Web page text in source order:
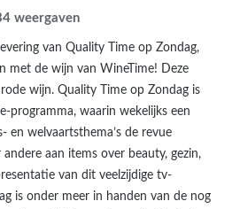
weergaven
van Quality Time op Zondag,
met de wijn van WineTime! Deze
wijn. Quality Time op Zondag is
programma, waarin wekelijks een
en welvaartsthema’s de revue
aan items over beauty, gezin,
van dit veelzijdige tv-
is onder meer in handen van de nog